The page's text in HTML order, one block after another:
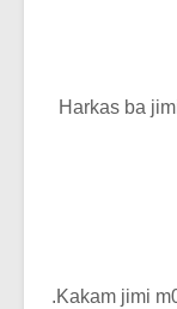
Harkas ba
Kakam jimi